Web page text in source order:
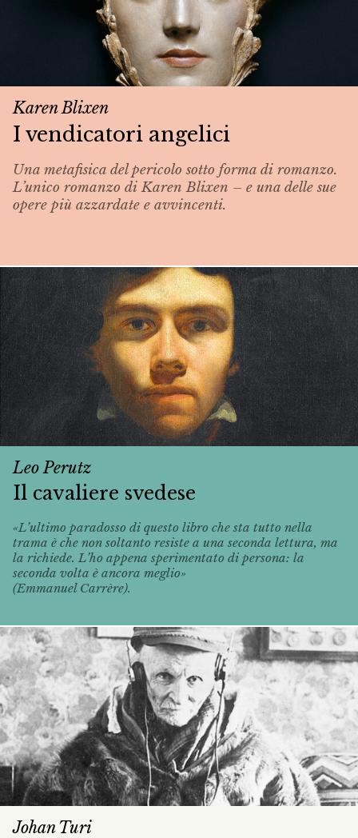
Karen Blixen
I vendicatori angelici
Una metafisica del pericolo sotto forma di romanzo.
L’unico romanzo di Karen Blixen – e una delle sue
opere più azzardate e avvincenti.
Leo Perutz
Il cavaliere svedese
«L’ultimo paradosso di questo libro che sta tutto nella
trama è che non soltanto resiste a una seconda lettura, ma
la richiede. L’ho appena sperimentato di persona: la
seconda volta è ancora meglio»
(Emmanuel Carrère).
Johan Turi